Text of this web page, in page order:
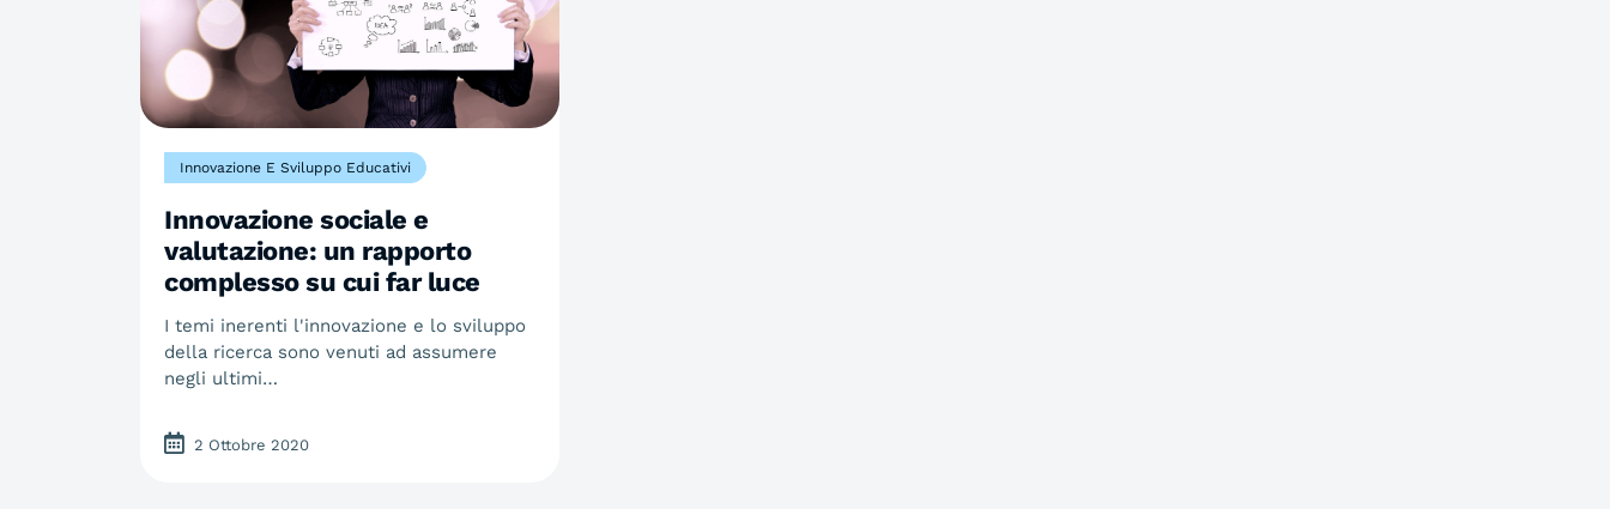
Innovazione E Sviluppo Educativi
Innovazione sociale e
valutazione: un rapporto
complesso su cui far luce
I temi inerenti l'innovazione e lo sviluppo
della ricerca sono venuti ad assumere
negli ultimi…
2 Ottobre 2020